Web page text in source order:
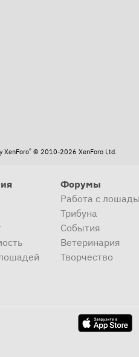
XenForo® © 2010-2026 XenForo Ltd.
Форумы
Работа с
Трибуна
События
Ветеринария
Творчество